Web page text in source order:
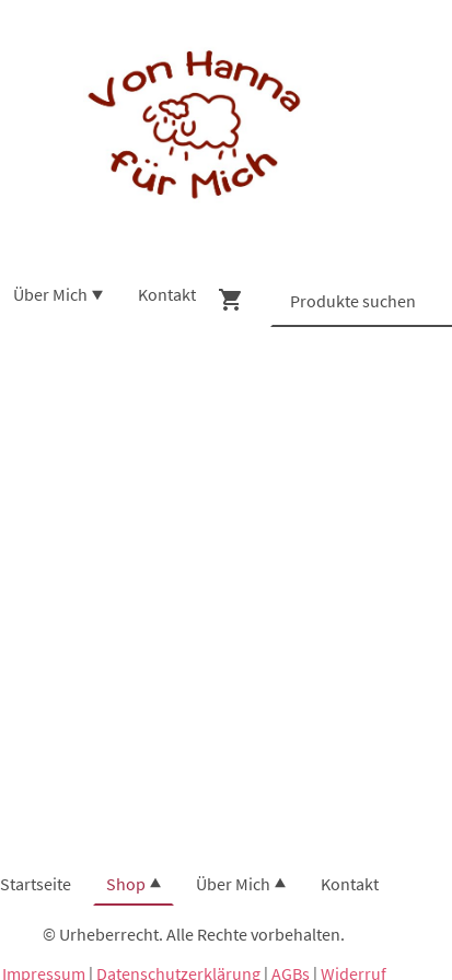
Über Mich Kontakt
Startseite Shop Über Mich Kontakt
© Urheberrecht. Alle Rechte vorbehalten.
Impressum | Datenschutzerklärung| AGBs | Widerruf